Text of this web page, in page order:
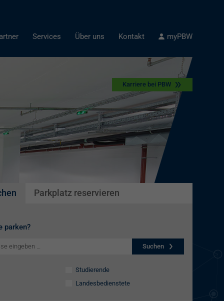
Services Über uns Kontakt myPBW
Parkplatz reservieren
parken?
Suchen
Studierende
Landesbedienstete
Karriere bei PBW